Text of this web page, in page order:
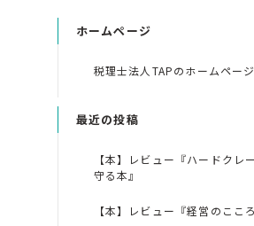
ホームページ
税理士法人TAPのホームページ
最近の投稿
【本】レビュー『ハードクレ
守る本』
【本】レビュー『経営のこころ